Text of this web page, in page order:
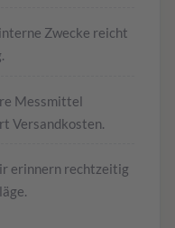
Zwecke reicht
Messmittel
Versandkosten.
erinnern rechtzeitig